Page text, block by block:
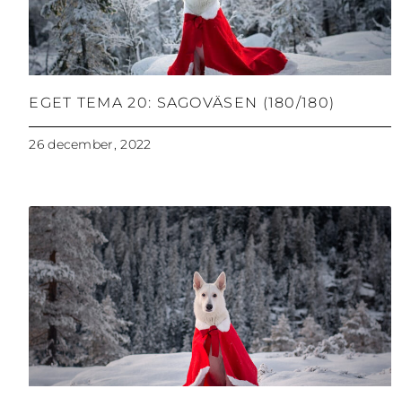
EGET TEMA 20: SAGOVÄSEN (180/180)
26 december, 2022